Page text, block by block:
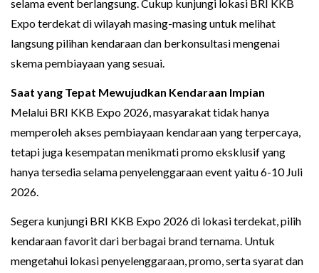
selama event berlangsung. Cukup kunjungi lokasi BRI KKB
Expo terdekat di wilayah masing-masing untuk melihat
langsung pilihan kendaraan dan berkonsultasi mengenai
skema pembiayaan yang sesuai.
Saat yang Tepat Mewujudkan Kendaraan Impian
Melalui BRI KKB Expo 2026, masyarakat tidak hanya
memperoleh akses pembiayaan kendaraan yang terpercaya,
tetapi juga kesempatan menikmati promo eksklusif yang
hanya tersedia selama penyelenggaraan event yaitu 6-10 Juli
2026.
Segera kunjungi BRI KKB Expo 2026 di lokasi terdekat, pilih
kendaraan favorit dari berbagai brand ternama. Untuk
mengetahui lokasi penyelenggaraan, promo, serta syarat dan